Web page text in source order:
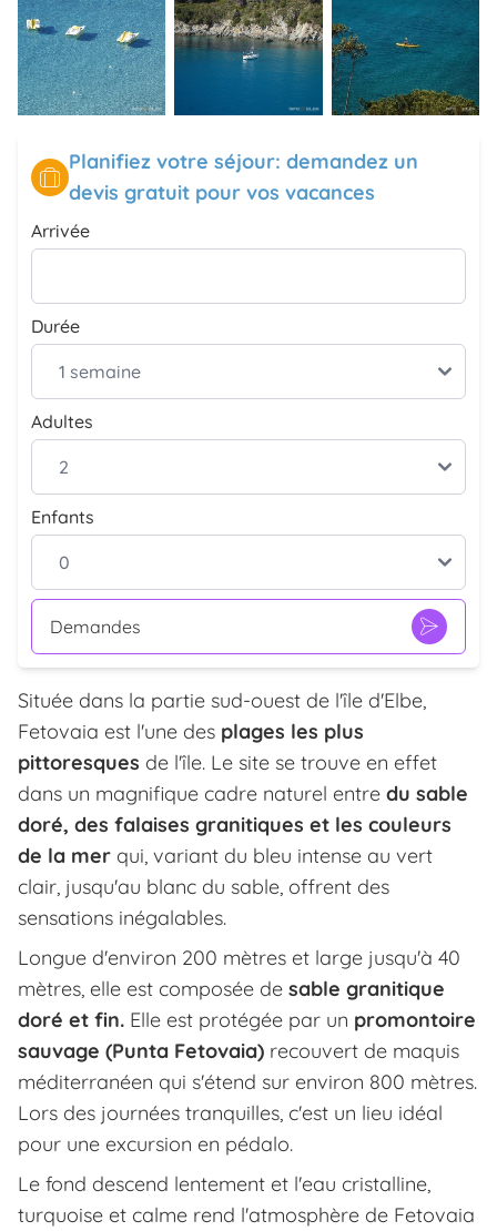
Située dans la partie sud-ouest de l'île d'Elbe,
Fetovaia est l'une des plages les plus
pittoresques de l'île. Le site se trouve en effet
dans un magnifique cadre naturel entre du sable
doré, des falaises granitiques et les couleurs
de la mer qui, variant du bleu intense au vert
clair, jusqu'au blanc du sable, offrent des
sensations inégalables.
Longue d'environ 200 mètres et large jusqu'à 40
mètres, elle est composée de sable granitique
doré et fin. Elle est protégée par un promontoire
sauvage (Punta Fetovaia) recouvert de maquis
méditerranéen qui s'étend sur environ 800 mètres.
Lors des journées tranquilles, c'est un lieu idéal
pour une excursion en pédalo.
Le fond descend lentement et l'eau cristalline,
turquoise et calme rend l'atmosphère de Fetovaia
Planifiez votre séjour: demandez un
devis gratuit pour vos vacances
Arrivée
Durée
Adultes
Enfants
Demandes